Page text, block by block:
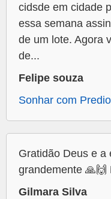
cidsde em cidade
essa semana
de um lote. Agora
de...
Felipe souza
Sonhar com
Gratidão Deus e a
grandemente 🙏🙌
Gilmara Silva